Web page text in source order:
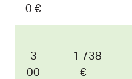
0 €
3
00
1 738
€